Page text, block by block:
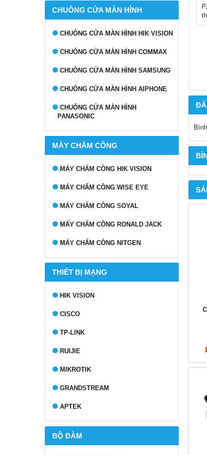
CHUÔNG CỬA MÀN HÌNH
CHUÔNG CỬA MÀN HÌNH HIK VISION
CHUÔNG CỬA MÀN HÌNH COMMAX
CHUÔNG CỬA MÀN HÌNH SAMSUNG
CHUÔNG CỬA MÀN HÌNH AIPHONE
CHUÔNG CỬA MÀN HÌNH
PANASONIC
MÁY CHẤM CÔNG
MÁY CHẤM CÔNG HIK VISION
MÁY CHẤM CÔNG WISE EYE
MÁY CHẤM CÔNG SOYAL
MÁY CHẤM CÔNG RONALD JACK
MÁY CHẤM CÔNG NITGEN
THIẾT BỊ MẠNG
HIK VISION
CISCO
TP-LINK
RUIJIE
MIKROTIK
GRANDSTREAM
APTEK
BỘ ĐÀM